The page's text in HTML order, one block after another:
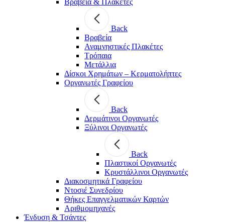
Back
Βραβεία
Αναμνηστικές Πλακέτες
Τρόπαια
Μετάλλια
Δίσκοι Χρημάτων – Κερματολήπτες
Οργανωτές Γραφείου
Back
Δερμάτινοι Οργανωτές
Ξύλινοι Οργανωτές
Back
Πλαστικοί Οργανωτές
Κρυστάλλινοι Οργανωτές
Διακοσμητικά Γραφείου
Ντοσιέ Συνεδρίου
Θήκες Επαγγελματικών Καρτών
Αριθμομηχανές
Ένδυση & Τσάντες